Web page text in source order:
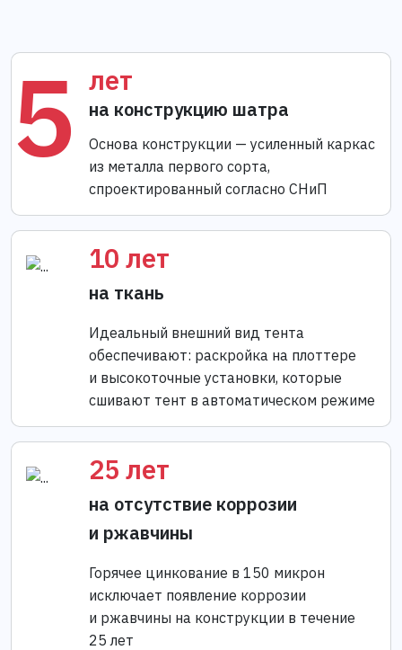
5 лет
на конструкцию шатра
Основа конструкции — усиленный каркас
из металла первого сорта,
спроектированный согласно СНиП
10 лет
на ткань
Идеальный внешний вид тента
обеспечивают: раскройка на плоттере
и высокоточные установки, которые
сшивают тент в автоматическом режиме
25 лет
на отсутствие коррозии
и ржавчины
Горячее цинкование в 150 микрон
исключает появление коррозии
и ржавчины на конструкции в течение
25 лет